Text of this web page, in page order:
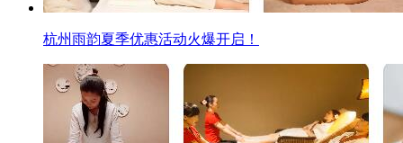
杭州雨韵夏季优惠活动火爆开启！